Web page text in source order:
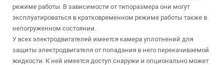
режиме работы. В зависимости от типоразмера они могут
эксплуатироваться в кратковременном режиме работы также в
непогруженном состоянии.
У всех электродвигателей имеется камера уплотнений для
защиты электродвигателя от попадания в него перекачиваемой
жидкости. К ней имеется доступ снаружи и опционально может